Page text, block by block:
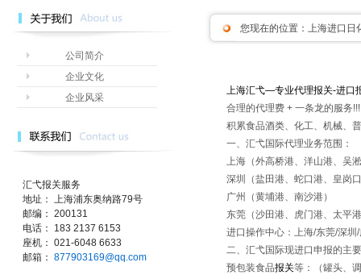
汇弋报关服务
地址： 上海浦东奥纳路79号
邮编： 200131
电话： 183 2137 6153
座机： 021-6048 6633
邮箱： 877903169@qq.com
公司简介
企业文化
企业风采
上海汇弋—专业代理报关-进口
合理的代理费 + 一条龙的服务!!!
积累食品酒类、化工、机械、
一、汇弋国际代理业务范围：
上海（外高桥港、洋山港、吴
深圳（盐田港、蛇口港、皇岗
广州（黄埔港、南沙港）
东莞（沙田港、虎门港、太平
进口操作中心：上海/东莞/深圳
二、汇弋国际现进口申报的主
预包装食品报关等：（罐头、
您现在的位置： 上海进口日